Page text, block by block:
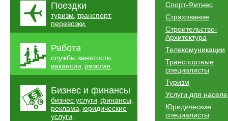
Поездки
туризм, транспорт,
перевозки,
Работа
службы занятости,
вакансии, резюме,
Бизнес и финансы
бизнес услуги, финансы,
реклама, юридические
услуги,
Спорт-Фитнес
Страхование
Строительство-
Архитектура
Телекомуникации
Транспортные
специалисты
Туризм
Услуги для
Юридические
специалисты